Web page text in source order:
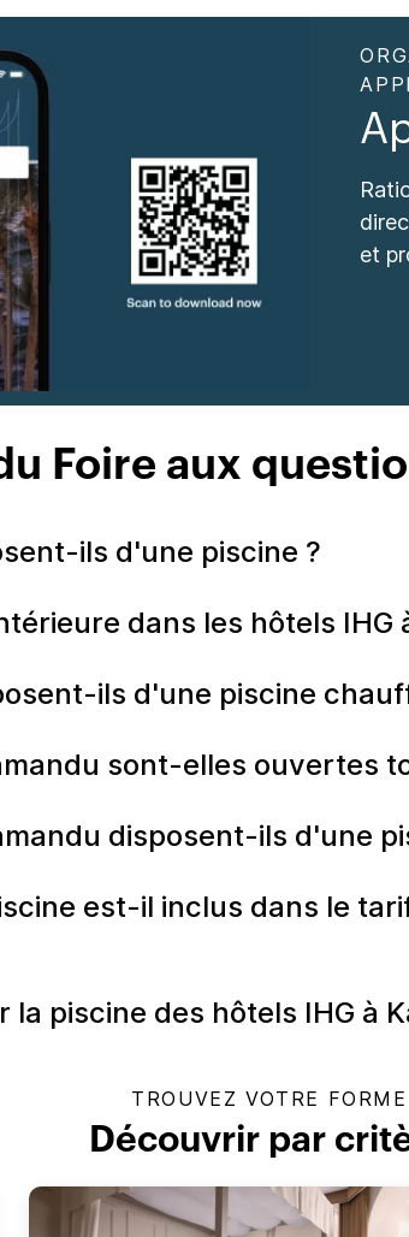
et
Foire aux
ils d'une piscine ?
dans les hôtels IHG
ils d'une piscine
sont-elles ouvertes
disposent-ils d'une
est-il inclus dans le
piscine des hôtels IHG à
TROUVEZ VOTRE FORME
Découvrir par